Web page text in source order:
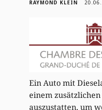
RAYMOND KLEIN
Ein Auto mit
einem
auszustatten, um